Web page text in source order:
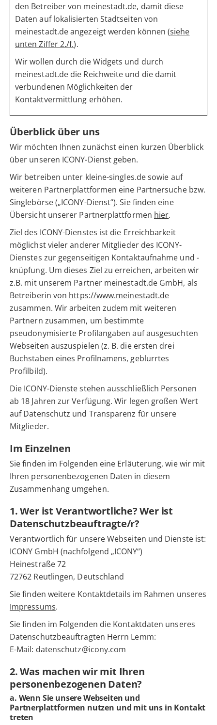
den Betreiber von meinestadt.de, damit diese
Daten auf lokalisierten Stadtseiten von
meinestadt.de angezeigt werden können (siehe
unten Ziffer 2./f.).
Wir wollen durch die Widgets und durch
meinestadt.de die Reichweite und die damit
verbundenen Möglichkeiten der
Kontaktvermittlung erhöhen.
Überblick über uns
Wir möchten Ihnen zunächst einen kurzen Überblick
über unseren ICONY-Dienst geben.
Wir betreiben unter kleine-singles.de sowie auf
weiteren Partnerplattformen eine Partnersuche bzw.
Singlebörse („ICONY-Dienst“). Sie finden eine
Übersicht unserer Partnerplattformen hier.
Ziel des ICONY-Dienstes ist die Erreichbarkeit
möglichst vieler anderer Mitglieder des ICONY-
Dienstes zur gegenseitigen Kontaktaufnahme und -
knüpfung. Um dieses Ziel zu erreichen, arbeiten wir
z.B. mit unserem Partner meinestadt.de GmbH, als
Betreiberin von https://www.meinestadt.de
zusammen. Wir arbeiten zudem mit weiteren
Partnern zusammen, um bestimmte
pseudonymisierte Profilangaben auf ausgesuchten
Webseiten auszuspielen (z. B. die ersten drei
Buchstaben eines Profilnamens, geblurrtes
Profilbild).
Die ICONY-Dienste stehen ausschließlich Personen
ab 18 Jahren zur Verfügung. Wir legen großen Wert
auf Datenschutz und Transparenz für unsere
Mitglieder.
Im Einzelnen
Sie finden im Folgenden eine Erläuterung, wie wir mit
Ihren personenbezogenen Daten in diesem
Zusammenhang umgehen.
1. Wer ist Verantwortliche? Wer ist
Datenschutzbeauftragte/r?
Verantwortlich für unsere Webseiten und Dienste ist:
ICONY GmbH (nachfolgend „ICONY“)
Heinestraße 72
72762 Reutlingen, Deutschland
Sie finden weitere Kontaktdetails im Rahmen unseres
Impressums.
Sie finden im Folgenden die Kontaktdaten unseres
Datenschutzbeauftragten Herrn Lemm:
E-Mail: datenschutz@icony.com
2. Was machen wir mit Ihren
personenbezogenen Daten?
a. Wenn Sie unsere Webseiten und
Partnerplattformen nutzen und mit uns in Kontakt
treten